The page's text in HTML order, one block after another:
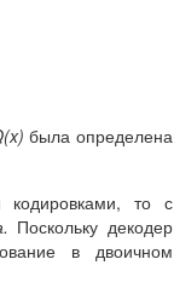
(x)была определена
то с
Поскольку декодер
в двоичном